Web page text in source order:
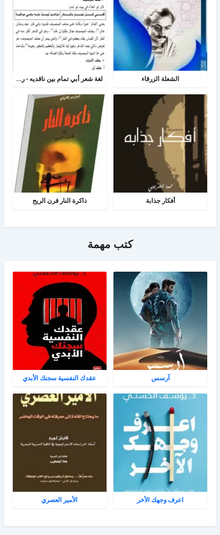
الشعلة الزرقاء لغة شعر أبي تمام بين ناقديه - رسالة لغه عربية
أفكار جذابة ذاكرة النار قرن الريح
كتب مهمة
آرسس عقدك النفسية سجنك الأبدي
اعرف وجهك الأخر الأمير العصري